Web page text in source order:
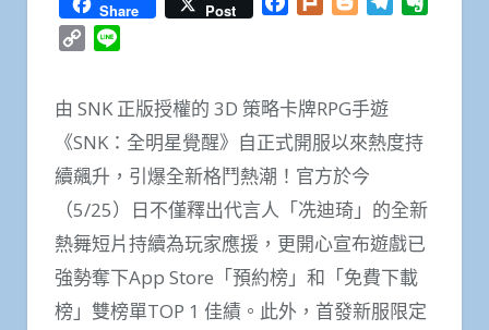
Share Post
Copy
由 SNK 正版授權的 3D 策略卡牌RPG手遊
《SNK：全明星覺醒》自正式開服以來熱度持
續飆升，引爆全新格鬥熱潮！官方於今
（5/25）日不僅釋出代言人「冼迪琦」的全新
熱舞短片持續為玩家應援，更開心宣布遊戲已
強勢奪下App Store「預約榜」和「免費下載
榜」雙榜單TOP 1 佳績。此外，首發新服限定